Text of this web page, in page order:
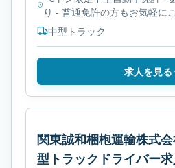
り - 普通免許の方もお気軽に
中型トラック
求人を見る
関東誠和梱枹運輸株式
型トラックドライバー